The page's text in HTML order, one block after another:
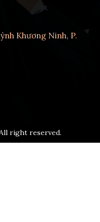
Khương Ninh, P.
right reserved.